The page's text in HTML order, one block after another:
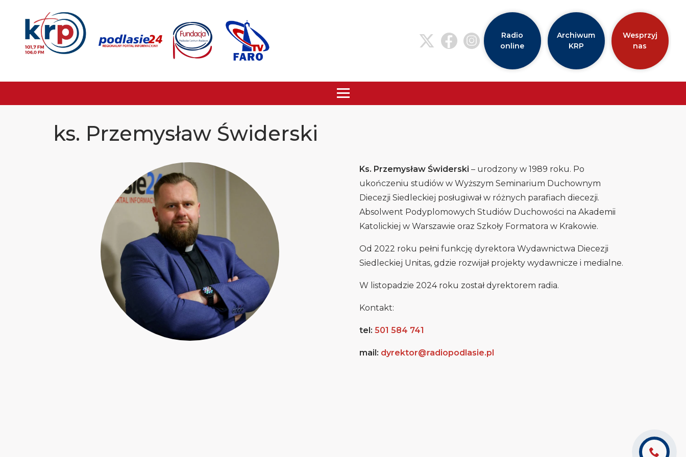
Radio
online
Archiwum
KRP
Wesprzyj
nas
ks. Przemysław Świderski
Ks. Przemysław Świderski – urodzony w 1989 roku. Po
ukończeniu studiów w Wyższym Seminarium Duchownym
Diecezji Siedleckiej posługiwał w różnych parafiach diecezji.
Absolwent Podyplomowych Studiów Duchowości na Akademii
Katolickiej w Warszawie oraz Szkoły Formatora w Krakowie.
Od 2022 roku pełni funkcję dyrektora Wydawnictwa Diecezji
Siedleckiej Unitas, gdzie rozwijał projekty wydawnicze i medialne.
W listopadzie 2024 roku został dyrektorem radia.
Kontakt:
tel: 501 584 741
mail: dyrektor@radiopodlasie.pl